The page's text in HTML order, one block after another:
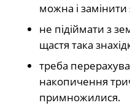
можна і замінити
не підіймати з
щастя така
треба
накопичення
примножилися.